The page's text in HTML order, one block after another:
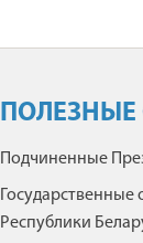
ПОЛЕЗНЫЕ
Подчиненные
Государственные
Республики